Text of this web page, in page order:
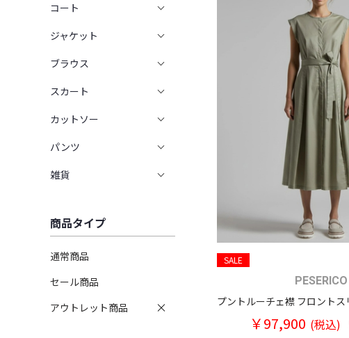
コート
ジャケット
ブラウス
スカート
カットソー
パンツ
雑貨
商品タイプ
通常商品
セール商品
アウトレット商品
SALE
PESERICO
￥97,900 (税込)